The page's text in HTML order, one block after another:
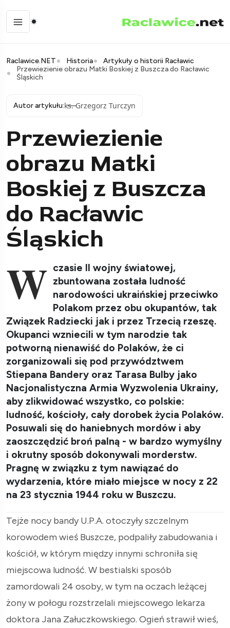
Raclawice.NET Historia
Artykuły o historii Racławic
Przewiezienie obrazu Matki Boskiej z Buszcza do Racławic
Śląskich
Autor artykułu:ks. Grzegorz Turczyn
Przewiezienie
obrazu Matki
Boskiej z Buszcza
do Racławic
Śląskich
W czasie II wojny światowej,
zbuntowana została ludność
narodowości ukraińskiej przeciwko
Polakom przez obu okupantów, tak
Związek Radziecki jak i przez Trzecią rzeszę.
Okupanci wzniecili w tym narodzie tak
potworną nienawiść do Polaków, że ci
zorganizowali się pod przywództwem
Stiepana Bandery oraz Tarasa Bulby jako
Nacjonalistyczna Armia Wyzwolenia Ukrainy,
aby zlikwidować wszystko, co polskie:
ludność, kościoły, cały dorobek życia Polaków.
Posuwali się do haniebnych mordów i aby
zaoszczędzić broń palną - w bardzo wymyślny
i okrutny sposób dokonywali morderstw.
Pragnę w związku z tym nawiązać do
wydarzenia, które miało miejsce w nocy z 22
na 23 stycznia 1944 roku w Buszczu.
Tejże nocy bandy U.P.A. otoczyły szczelnym
korowodem wieś Buszcze, podpaliły zabudowania i
kościół, w którym między innymi schroniła się
miejscowa ludność. W bestialski sposób
zamordowali 24 osoby, w tym na oczach leżącej
żony w połogu rozstrzelali miejscowego lekarza
doktora Jana Załuczkowskiego. Ogień strawił wieś,